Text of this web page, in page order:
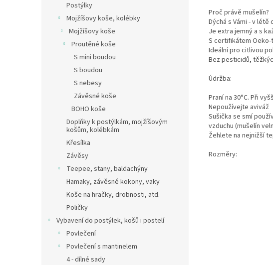
Postýlky
Mojžíšovy koše, kolébky
Mojžíšovy koše
Proutěné koše
S mini boudou
S boudou
S nebesy
Závěsné koše
BOHO koše
Doplňky k postýlkám, mojžíšovým
košům, kolébkám
Křesílka
Závěsy
Teepee, stany, baldachýny
Hamaky, závěsné kokony, vaky
Koše na hračky, drobnosti, atd.
Poličky
Vybavení do postýlek, košů i postelí
Povlečení
Povlečení s mantinelem
4 - dílné sady
Proč právě mušelín?
Dýchá s Vámi - v
Je extra jemný a s
S certifikátem Oeko-
Ideální pro citlivou
Bez pesticidů,
Údržba:
Praní na 30°C. Při
Nepoužívejte aviváž
Sušička se smí
vzduchu (mušelín
Žehlete na nejnižší
Rozměry: